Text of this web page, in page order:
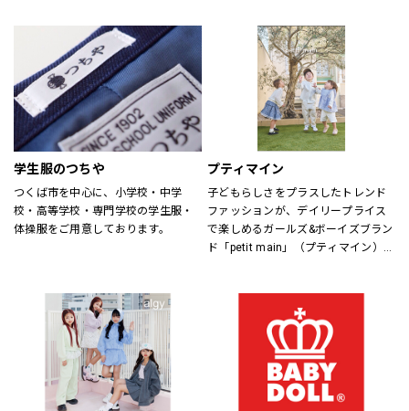
日々を　トクベツに過ごせるそんな
「一枚」をお届けします。
学生服のつちや
つくば市を中心に、小学校・中学
校・高等学校・専門学校の学生服・
体操服をご用意しております。
プティマイン
子どもらしさをプラスしたトレンド
ファッションが、デイリープライス
で楽しめるガールズ&ボーイズブラン
ド「petit main」（プティマイン）。